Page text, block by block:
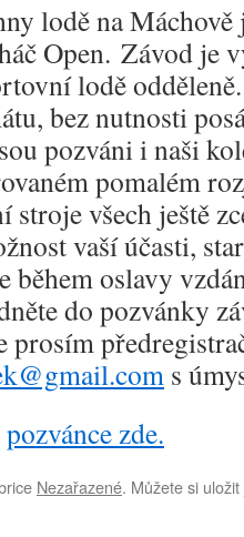
lodě na
Open. Závod je
lodě
bez nutnosti
pozváni i naši
pomalém
stroje všech ještě
vaší účasti,
během oslavy
do pozvánky
prosím
s
pozvánce zde.
Nezařazené. Můžete si